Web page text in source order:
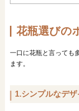
花瓶選びの
一口に花瓶と言っても
ます。
1.シンプルなデザ